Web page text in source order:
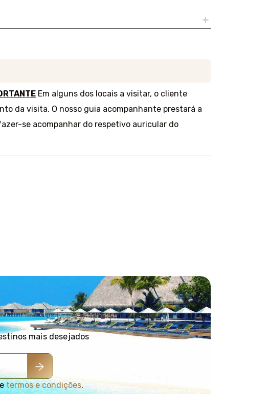
Em alguns dos locais a visitar, o cliente
da visita. O nosso guia acompanhante prestará a
se acompanhar do respetivo auricular do
mais desejados
termos e condições.